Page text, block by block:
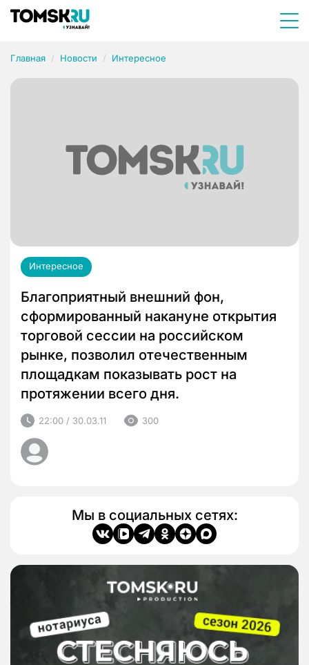
Главная Новости Интересное
Интересное
Благоприятный внешний фон,
сформированный накануне открытия
торговой сессии на российском
рынке, позволил отечественным
площадкам показывать рост на
протяжении всего дня.
22:00 / 30.03.11 300
Мы в социальных сетях: